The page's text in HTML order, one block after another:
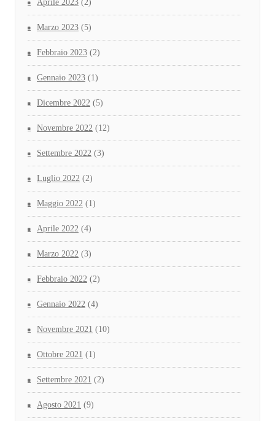
Aprile 2023 (2)
Marzo 2023 (5)
Febbraio 2023 (2)
Gennaio 2023 (1)
Dicembre 2022 (5)
Novembre 2022 (12)
Settembre 2022 (3)
Luglio 2022 (2)
Maggio 2022 (1)
Aprile 2022 (4)
Marzo 2022 (3)
Febbraio 2022 (2)
Gennaio 2022 (4)
Novembre 2021 (10)
Ottobre 2021 (1)
Settembre 2021 (2)
Agosto 2021 (9)